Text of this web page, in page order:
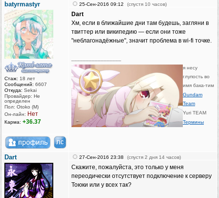
batyrmastyr
Стаж: 18 лет
Сообщений: 6607
Откуда: Sekai
Провайдер: Не
определен
Пол: Otoko (M)
Он-лайн: Нет
Карма: +36.37
25-Сен-2016 09:12 (спустя 10 часов)
Dart
Хм, если в ближайшие дни там будешь, загляни в
твиттер или википедию — если они тоже
"неблагонадёжные", значит проблема в wi-fi точке.
я несу
глупость во
имя бака-тим
Gundam
Team
Yuri TEAM
Термины
Dart 27-Сен-2016 23:38 (спустя 2 дня 14 часов)
Скажите, пожалуйста, это только у меня
переодически отсутствует подключение к серверу
Тоюки или у всех так?